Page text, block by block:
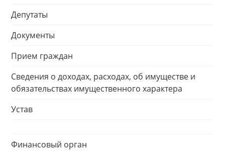
Депутаты
Документы
Прием граждан
Сведения о доходах, расходах, об имуществе и
обязательствах имущественного характера
Устав
Финансовый орган